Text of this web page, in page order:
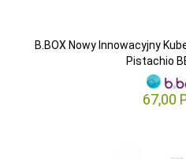
B.BOX Nowy Innowacyjny
Pistachio
67,00